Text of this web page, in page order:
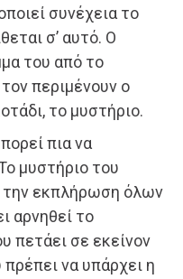
συνέχεια το
σ’ αυτό. Ο
του από το
περιμένουν ο
το μυστήριο.
πια να
μυστήριο του
την εκπλήρωση όλων
αρνηθεί το
πετάει σε εκείνον
να υπάρχει η